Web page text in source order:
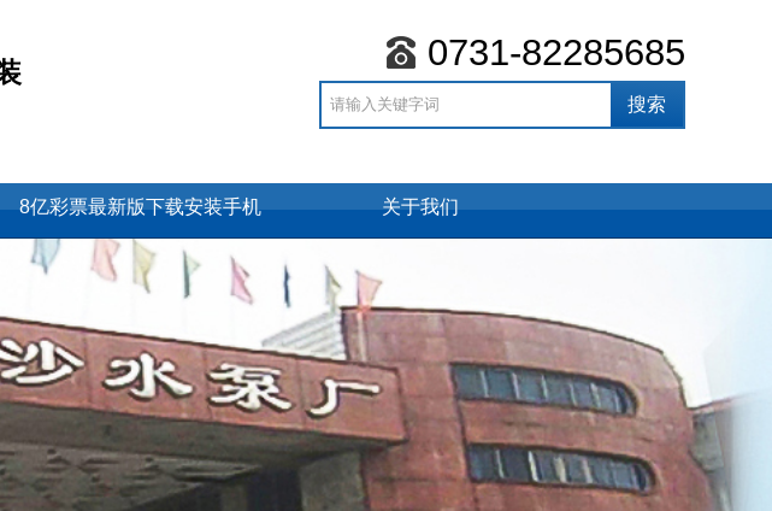
0731-82285685
8亿彩票最新版下载安装手机 关于我们